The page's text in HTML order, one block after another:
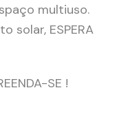
multiuso.
solar, ESPERA
SE !